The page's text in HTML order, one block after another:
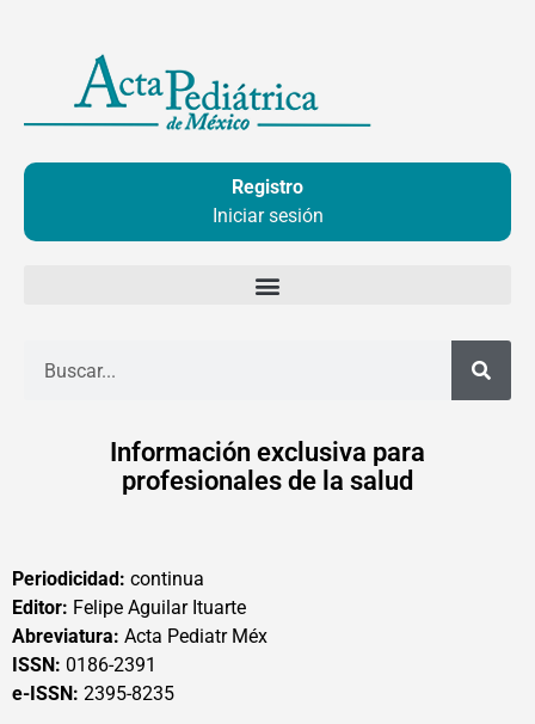
contenido
Registro
Iniciar sesión
Información exclusiva para
profesionales de la salud
Periodicidad: continua
Editor: Felipe Aguilar Ituarte
Abreviatura: Acta Pediatr Méx
ISSN: 0186-2391
e-ISSN: 2395-8235